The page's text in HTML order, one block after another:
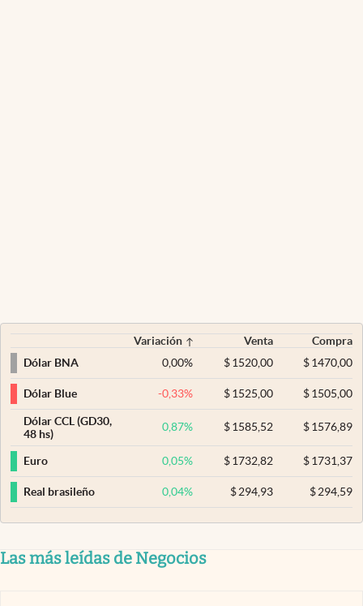
Variación Venta
Compra
Dólar BNA
0,00% $ 1520,00 $1470,00
Dólar Blue -0,33% $ 1525,00 $1505,00
Dólar CCL (GD30,
48 hs)
0,87% $ 1585,52 $1576,89
Euro 0,05% $ 1732,82 $1731,37
Real brasileño 0,04% $ 294,93 $294,59
Las más leídas de Negocios